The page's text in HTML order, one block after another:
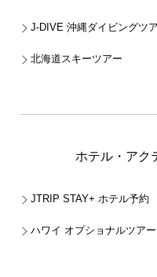
J-DIVE 沖縄ダイビングツ
北海道スキーツアー
ホテル・アク
JTRIP STAY+ ホテル予約
ハワイ オプショナルツアー